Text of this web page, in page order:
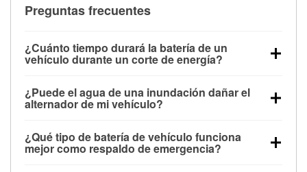
Preguntas frecuentes
¿Cuánto tiempo durará la batería de un
vehículo durante un corte de energía?
alimentar pequeños accesorios durante un tiempo
limitado, pero el uso repetido sin conducir el vehículo
contar con un equipo de carga de respaldo para
cortes prolongados.
¿Puede el agua de una inundación dañar el
alternador de mi vehículo?
parte baja del compartimento del motor y pueden
dañarse si se sumergen, lo que puede provocar una
¿Qué tipo de batería de vehículo funciona
mejor como respaldo de emergencia?